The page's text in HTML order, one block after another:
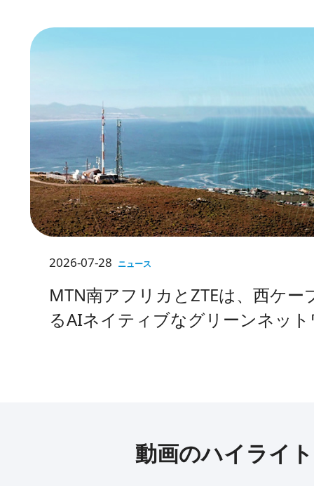
2026-07-28 ニュース
MTN南アフリカとZTEは、西ケー
るAIネイティブなグリーンネッ
動画のハイライト